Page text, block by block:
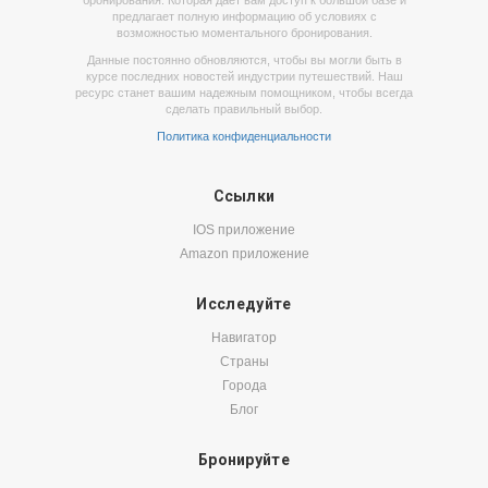
предлагает полную информацию об условиях с
возможностью моментального бронирования.
Данные постоянно обновляются, чтобы вы могли быть в
курсе последних новостей индустрии путешествий. Наш
ресурс станет вашим надежным помощником, чтобы всегда
сделать правильный выбор.
Политика конфиденциальности
Ссылки
IOS приложение
Amazon приложение
Исследуйте
Навигатор
Страны
Города
Блог
Бронируйте